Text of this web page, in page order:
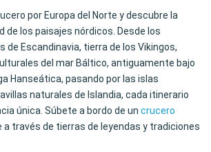
por Europa del Norte y descubre la
de los paisajes nórdicos. Desde los
de Escandinavia, tierra de los Vikingos,
del mar Báltico, antiguamente bajo
Hanseática, pasando por las islas
naturales de Islandia, cada itinerario
única. Súbete a bordo de un crucero
a través de tierras de leyendas y tradiciones